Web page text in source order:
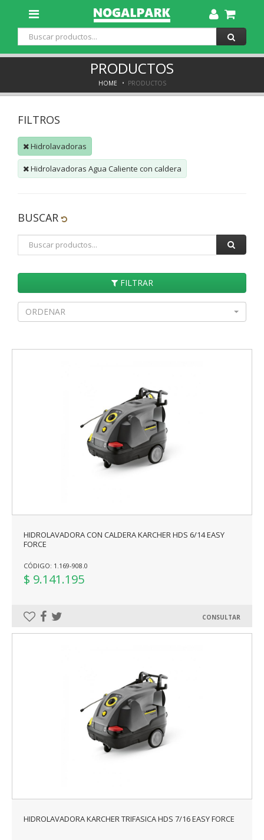
Toggle
Dropdown
PRODUCTOS
HOME PRODUCTOS
FILTROS
Hidrolavadoras
Hidrolavadoras Agua Caliente con caldera
BUSCAR
FILTRAR
ORDENAR
HIDROLAVADORA CON CALDERA KARCHER HDS 6/14 EASY
FORCE
CÓDIGO: 1.169-908.0
$ 9.141.195
CONSULTAR
HIDROLAVADORA KARCHER TRIFASICA HDS 7/16 EASY FORCE